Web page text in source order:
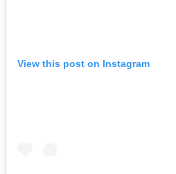
View this post on Instagram